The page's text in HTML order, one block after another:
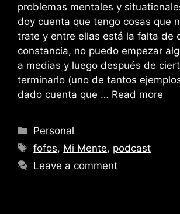
problemas mentales y
doy cuenta que tengo cosas que
trate y entre ellas está la falta de
constancia, no puedo empezar
a medias y luego después de
terminarlo (uno de tantos
dado cuenta que … Read more
Categories
Personal
Tags
fofos, Mi Mente, podcast
Leave a comment